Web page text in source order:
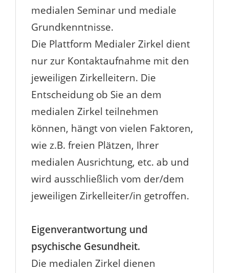
medialen Seminar und mediale
Grundkenntnisse.
Die Plattform Medialer Zirkel dient
nur zur Kontaktaufnahme mit den
jeweiligen Zirkelleitern. Die
Entscheidung ob Sie an dem
medialen Zirkel teilnehmen
können, hängt von vielen Faktoren,
wie z.B. freien Plätzen, Ihrer
medialen Ausrichtung, etc. ab und
wird ausschließlich vom der/dem
jeweiligen Zirkelleiter/in getroffen.
Eigenverantwortung und
psychische Gesundheit.
Die medialen Zirkel dienen